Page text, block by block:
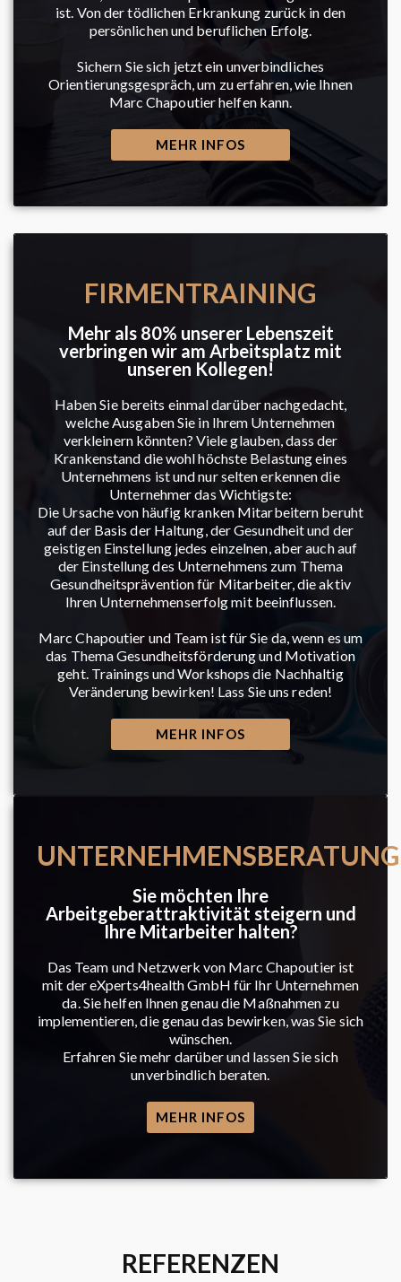
ist. Von der tödlichen Erkrankung zurück in den
persönlichen und beruflichen Erfolg.
Sichern Sie sich jetzt ein unverbindliches
Orientierungsgespräch, um zu erfahren, wie Ihnen
Marc Chapoutier helfen kann.
MEHR INFOS
FIRMENTRAINING
Mehr als 80% unserer Lebenszeit
verbringen wir am Arbeitsplatz mit
unseren Kollegen!
Haben Sie bereits einmal darüber nachgedacht,
welche Ausgaben Sie in Ihrem Unternehmen
verkleinern könnten? Viele glauben, dass der
Krankenstand die wohl höchste Belastung eines
Unternehmens ist und nur selten erkennen die
Unternehmer das Wichtigste:
Die Ursache von häufig kranken Mitarbeitern beruht
auf der Basis der Haltung, der Gesundheit und der
geistigen Einstellung jedes einzelnen, aber auch auf
der Einstellung des Unternehmens zum Thema
Gesundheitsprävention für Mitarbeiter, die aktiv
Ihren Unternehmenserfolg mit beeinflussen.
Marc Chapoutier und Team ist für Sie da, wenn es um
das Thema Gesundheitsförderung und Motivation
geht. Trainings und Workshops die Nachhaltig
Veränderung bewirken! Lass Sie uns reden!
MEHR INFOS
UNTERNEHMENSBERATUNG
Sie möchten Ihre
Arbeitgeberattraktivität steigern und
Ihre Mitarbeiter halten?
Das Team und Netzwerk von Marc Chapoutier ist
mit der eXperts4health GmbH für Ihr Unternehmen
da. Sie helfen Ihnen genau die Maßnahmen zu
implementieren, die genau das bewirken, was Sie sich
wünschen.
Erfahren Sie mehr darüber und lassen Sie sich
unverbindlich beraten.
MEHR INFOS
REFERENZEN